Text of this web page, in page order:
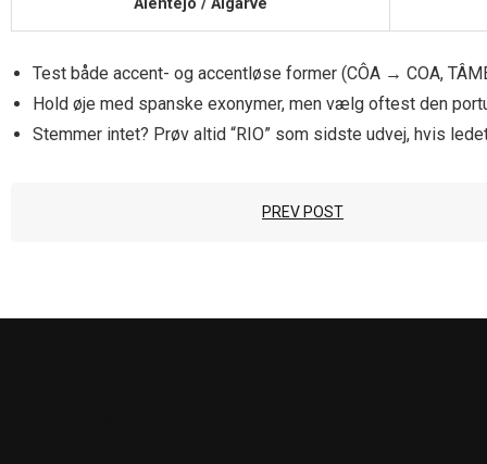
Test både accent- og accentløse former (CÔA → COA,
Hold øje med spanske exonymer, men vælg oftest den
Stemmer intet? Prøv altid “RIO” som sidste udvej, hvis
PREV POST